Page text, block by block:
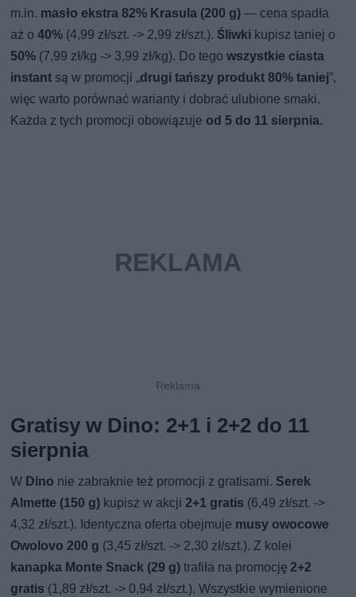
m.in. masło ekstra 82% Krasula (200 g) — cena spadła
aż o40% (4,99 zł/szt. -> 2,99 zł/szt.). Śliwki kupisz taniej o
50% (7,99 zł/kg -> 3,99 zł/kg). Do tegowszystkie ciasta
instant są w promocji „drugi tańszy produkt 80% taniej”,
więc warto porównać warianty i dobrać ulubione smaki.
Każda z tych promocji obowiązuje od 5 do 11 sierpnia.
Gratisy w Dino: 2+1 i 2+2 do 11
sierpnia
W Dino nie zabraknie też promocji z gratisami. Serek
Almette (150 g) kupisz w akcji2+1 gratis (6,49 zł/szt. ->
4,32 zł/szt.). Identyczna oferta obejmuje musy owocowe
Owolovo 200 g (3,45 zł/szt. -> 2,30 zł/szt.). Z kolei
kanapka Monte Snack (29 g) trafiła na promocję2+2
gratis (1,89 zł/szt. -> 0,94 zł/szt.). Wszystkie wymienione